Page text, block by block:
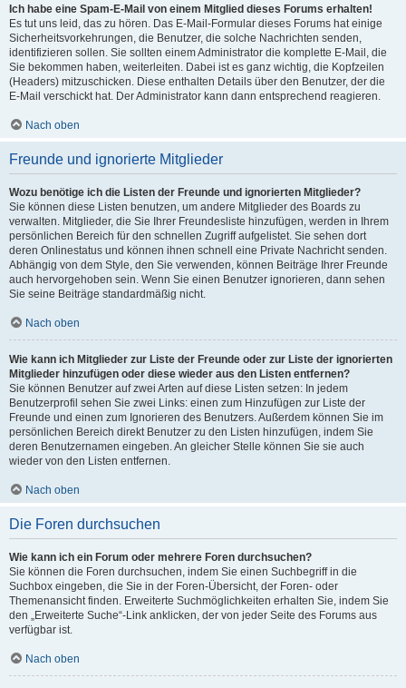
Ich habe eine Spam-E-Mail von einem Mitglied dieses Forums erhalten!
Es tut uns leid, das zu hören. Das E-Mail-Formular dieses Forums hat einige
Sicherheitsvorkehrungen, die Benutzer, die solche Nachrichten senden,
identifizieren sollen. Sie sollten einem Administrator die komplette E-Mail, die
Sie bekommen haben, weiterleiten. Dabei ist es ganz wichtig, die Kopfzeilen
(Headers) mitzuschicken. Diese enthalten Details über den Benutzer, der die
E-Mail verschickt hat. Der Administrator kann dann entsprechend reagieren.
Nach oben
Freunde und ignorierte Mitglieder
Wozu benötige ich die Listen der Freunde und ignorierten Mitglieder?
Sie können diese Listen benutzen, um andere Mitglieder des Boards zu
verwalten. Mitglieder, die Sie Ihrer Freundesliste hinzufügen, werden in Ihrem
persönlichen Bereich für den schnellen Zugriff aufgelistet. Sie sehen dort
deren Onlinestatus und können ihnen schnell eine Private Nachricht senden.
Abhängig von dem Style, den Sie verwenden, können Beiträge Ihrer Freunde
auch hervorgehoben sein. Wenn Sie einen Benutzer ignorieren, dann sehen
Sie seine Beiträge standardmäßig nicht.
Nach oben
Wie kann ich Mitglieder zur Liste der Freunde oder zur Liste der ignorierten
Mitglieder hinzufügen oder diese wieder aus den Listen entfernen?
Sie können Benutzer auf zwei Arten auf diese Listen setzen: In jedem
Benutzerprofil sehen Sie zwei Links: einen zum Hinzufügen zur Liste der
Freunde und einen zum Ignorieren des Benutzers. Außerdem können Sie im
persönlichen Bereich direkt Benutzer zu den Listen hinzufügen, indem Sie
deren Benutzernamen eingeben. An gleicher Stelle können Sie sie auch
wieder von den Listen entfernen.
Nach oben
Die Foren durchsuchen
Wie kann ich ein Forum oder mehrere Foren durchsuchen?
Sie können die Foren durchsuchen, indem Sie einen Suchbegriff in die
Suchbox eingeben, die Sie in der Foren-Übersicht, der Foren- oder
Themenansicht finden. Erweiterte Suchmöglichkeiten erhalten Sie, indem Sie
den „Erweiterte Suche“-Link anklicken, der von jeder Seite des Forums aus
verfügbar ist.
Nach oben